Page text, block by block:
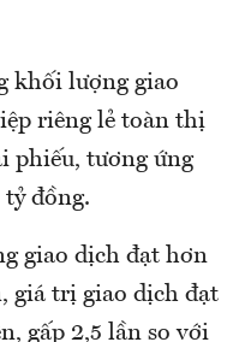
khối lượng giao
riêng lẻ toàn thị
phiếu, tương ứng
đồng.
giao dịch đạt hơn
giá trị giao dịch đạt
gấp 2,5 lần so với